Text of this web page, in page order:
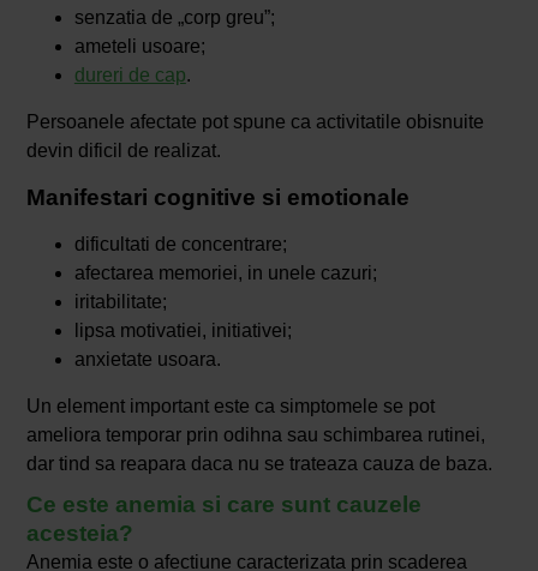
senzatia de „corp greu”;
ameteli usoare;
dureri de cap.
Persoanele afectate pot spune ca activitatile obisnuite
devin dificil de realizat.
Manifestari cognitive si emotionale
dificultati de concentrare;
afectarea memoriei, in unele cazuri;
iritabilitate;
lipsa motivatiei, initiativei;
anxietate usoara.
Un element important este ca simptomele se pot
ameliora temporar prin odihna sau schimbarea rutinei,
dar tind sa reapara daca nu se trateaza cauza de baza.
Ce este anemia si care sunt cauzele
acesteia?
Anemia este o afectiune caracterizata prin scaderea